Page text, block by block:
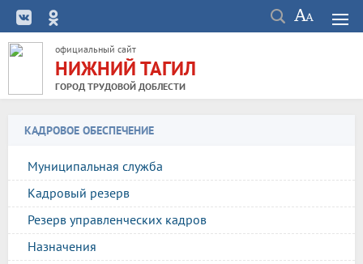
официальный сайт
НИЖНИЙ ТАГИЛ
ГОРОД ТРУДОВОЙ ДОБЛЕСТИ
КАДРОВОЕ ОБЕСПЕЧЕНИЕ
Муниципальная служба
Кадровый резерв
Резерв управленческих кадров
Назначения